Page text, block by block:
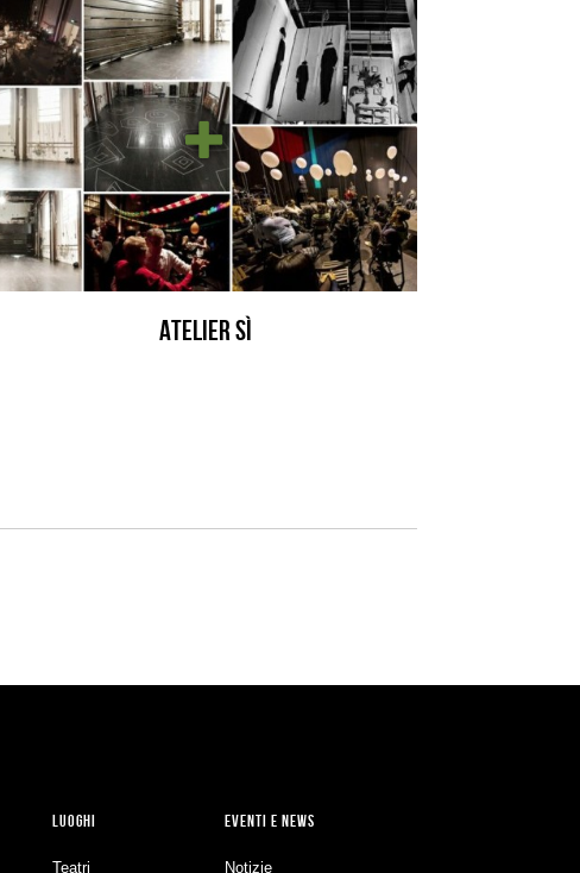
Atelier Sì
LUOGHI
Teatri
EVENTI E NEWS
Notizie